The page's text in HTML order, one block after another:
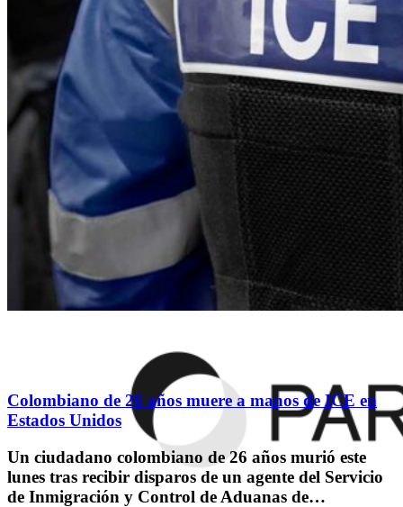
Colombiano de 26 años muere a manos de ICE en
Estados Unidos
Un ciudadano colombiano de 26 años murió este
lunes tras recibir disparos de un agente del Servicio
de Inmigración y Control de Aduanas de…